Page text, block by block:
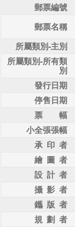
郵票編號
郵票名稱
所屬類別-主別
所屬類別-所有類
別
發行日期
停售日期
票 幅
小全張張幅
承 印 者
繪 圖 者
設 計 者
攝 影 者
鑴 版 者
規 劃 者